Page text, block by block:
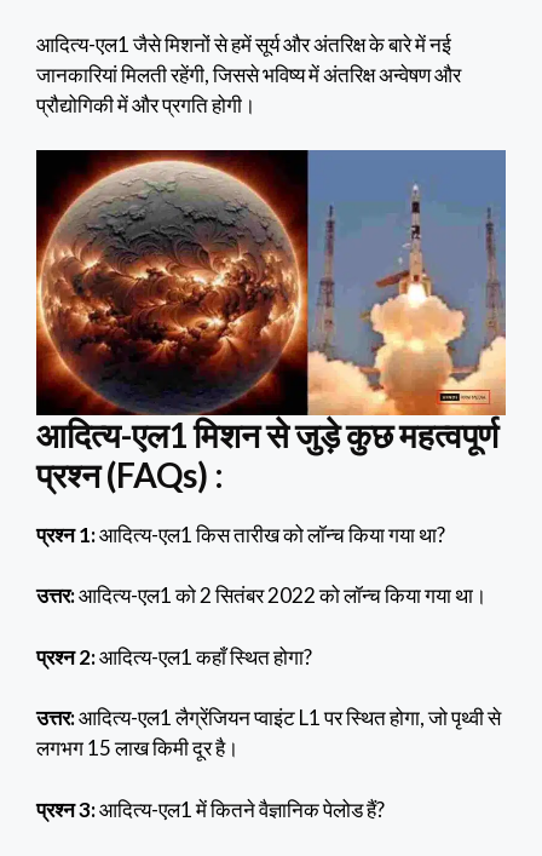
आदित्य-एल1 जैसे मिशनों से हमें सूर्य और अंतरिक्ष के बारे में नई
जानकारियां मिलती रहेंगी, जिससे भविष्य में अंतरिक्ष अन्वेषण और
प्रौद्योगिकी में और प्रगति होगी।
आदित्य-एल1 मिशन से जुड़े कुछ महत्वपूर्ण
प्रश्न (FAQs) :
प्रश्न 1:आदित्य-एल1 किस तारीख को लॉन्च किया गया था?
उत्तर:आदित्य-एल1 को 2 सितंबर 2022 को लॉन्च किया गया था।
प्रश्न 2:आदित्य-एल1 कहाँ स्थित होगा?
उत्तर:आदित्य-एल1 लैग्रेंजियन प्वाइंट L1 पर स्थित होगा, जो पृथ्वी से
लगभग 15 लाख किमी दूर है।
प्रश्न 3:आदित्य-एल1 में कितने वैज्ञानिक पेलोड हैं?